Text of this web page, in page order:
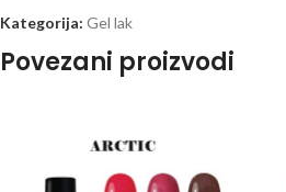
Kategorija: Gel lak
Povezani proizvodi